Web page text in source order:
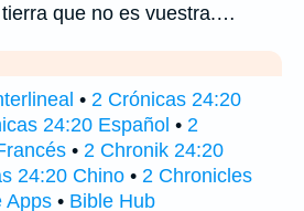
que no es vuestra.…
• 2 Crónicas 24:20
24:20 Español • 2
• 2 Chronik 24:20
24:20 Chino • 2 Chronicles
Apps • Bible Hub